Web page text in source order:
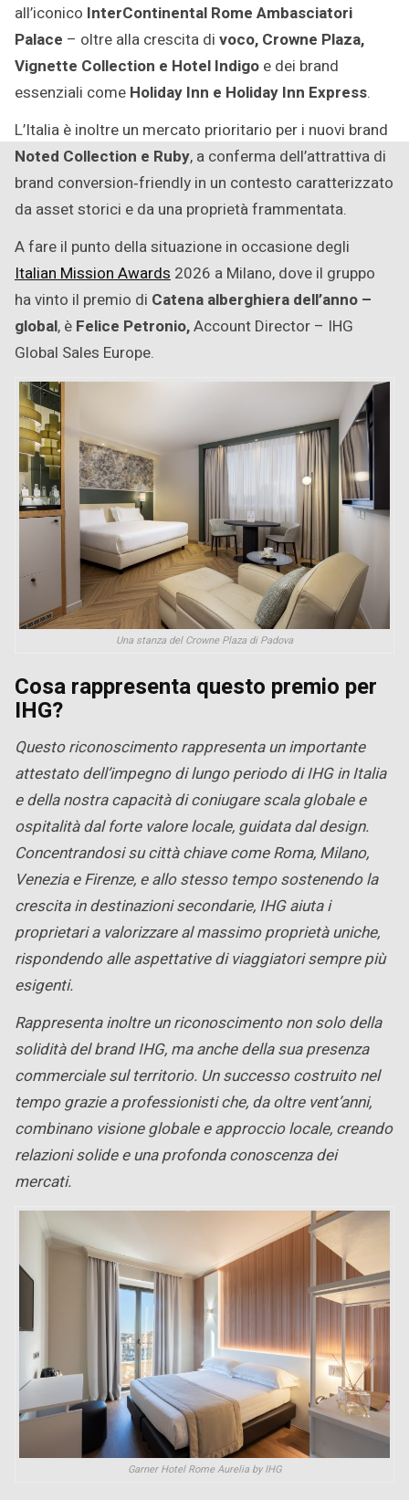
all’iconico InterContinental Rome Ambasciatori
Palace – oltre alla crescita di voco, Crowne Plaza,
Vignette Collection e Hotel Indigo e dei brand
essenziali come Holiday Inn e Holiday Inn Express.
L’Italia è inoltre un mercato prioritario per i nuovi brand
Noted Collection e Ruby, a conferma dell’attrattiva di
brand conversion‑friendly in un contesto caratterizzato
da asset storici e da una proprietà frammentata.
A fare il punto della situazione in occasione degli
Italian Mission Awards 2026 a Milano, dove il gruppo
ha vinto il premio di Catena alberghiera dell’anno –
global, è Felice Petronio,Account Director – IHG
Global Sales Europe.
Una stanza del Crowne Plaza di Padova
Cosa rappresenta questo premio per
IHG?
Questo riconoscimento rappresenta un importante
attestato dell’impegno di lungo periodo di IHG in Italia
e della nostra capacità di coniugare scala globale e
ospitalità dal forte valore locale, guidata dal design.
Concentrandosi su città chiave come Roma, Milano,
Venezia e Firenze, e allo stesso tempo sostenendo la
crescita in destinazioni secondarie, IHG aiuta i
proprietari a valorizzare al massimo proprietà uniche,
rispondendo alle aspettative di viaggiatori sempre più
esigenti.
Rappresenta inoltre un riconoscimento non solo della
solidità del brand IHG, ma anche della sua presenza
commerciale sul territorio. Un successo costruito nel
tempo grazie a professionisti che, da oltre vent’anni,
combinano visione globale e approccio locale, creando
relazioni solide e una profonda conoscenza dei
mercati.
Garner Hotel Rome Aurelia by IHG